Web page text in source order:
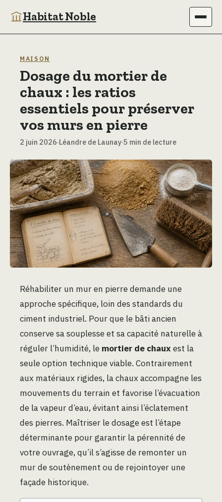
Habitat Noble
Maison
Jardinage
MAISON
Dosage du mortier de
chaux : les ratios
essentiels pour préserver
vos murs en pierre
2 juin 2026·Léandre de Launay·5 min de lecture
Réhabiliter un mur en pierre demande une
approche spécifique, loin des standards du
ciment industriel. Pour que le bâti ancien
conserve sa souplesse et sa capacité naturelle à
réguler l’humidité, le mortier de chaux est la
seule option technique viable. Contrairement
aux matériaux rigides, la chaux accompagne les
mouvements du terrain et favorise l’évacuation
de la vapeur d’eau, évitant ainsi l’éclatement
des pierres. Maîtriser le dosage est l’étape
déterminante pour garantir la pérennité de
votre ouvrage, qu’il s’agisse de remonter un
mur de soutènement ou de rejointoyer une
façade historique.